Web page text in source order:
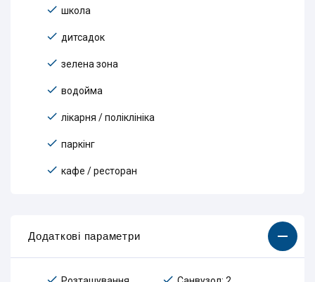
школа
дитсадок
зелена зона
водойма
лікарня / поліклініка
паркінг
кафе / ресторан
Додаткові параметри